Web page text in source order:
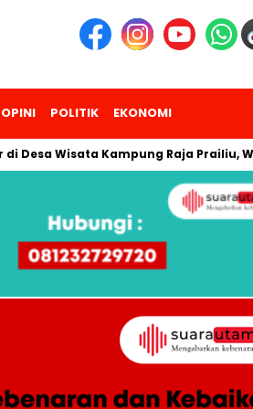
OPINI POLITIK EKONOMI
Wisata Kampung Raja Prailiu,